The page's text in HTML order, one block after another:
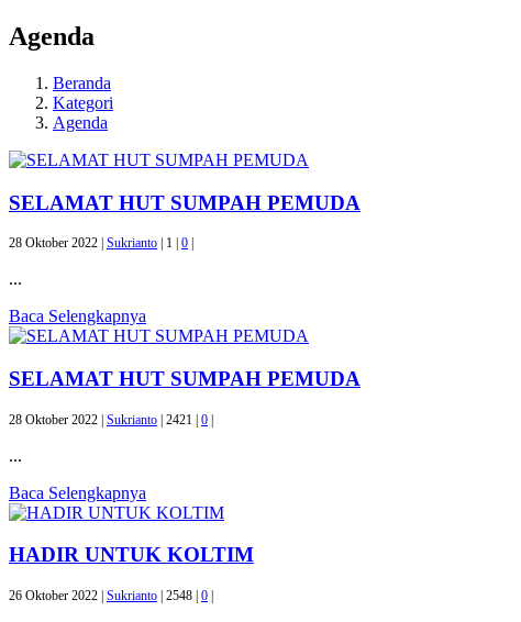
Agenda
Beranda
Kategori
Agenda
SELAMAT HUT SUMPAH PEMUDA
28 Oktober 2022 | Sukrianto 1 | 0
...
Baca Selengkapnya
SELAMAT HUT SUMPAH PEMUDA
28 Oktober 2022 | Sukrianto | 2421 | 0 |
...
Baca Selengkapnya
HADIR UNTUK KOLTIM
26 Oktober 2022 | Sukrianto 2548 | 0